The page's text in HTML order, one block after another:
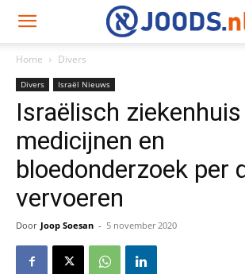
Home Divers
Divers Israël Nieuws
Israëlisch
medicijnen en
bloedonderzoek per
vervoeren
Door Joop Soesan - 5 november 2020